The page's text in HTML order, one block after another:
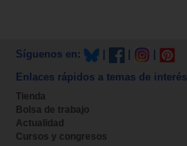
Síguenos en:
Enlaces rápidos a temas de interés
Tienda
Bolsa de trabajo
Actualidad
Cursos y congresos